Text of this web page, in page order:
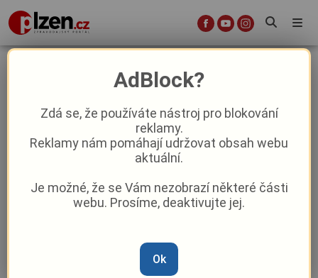
Plzeň bude už nadcházející týden
hostit 27. ročník Mezinárodního
folklorního festivalu CIOFF PLZEŇ
2025
Peggy Kýrová–8. 6. 2025 04:35
AdBlock?
Zdá se, že používáte nástroj pro blokování
reklamy.
Reklamy nám pomáhají udržovat obsah webu
aktuální.
Je možné, že se Vám nezobrazí některé části
webu. Prosíme, deaktivujte jej.
Ok